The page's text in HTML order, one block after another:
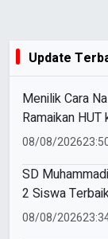
Update
Menilik Cara
Ramaikan
Sukodadi
08/08/2026
SD
2 Siswa
08/08/2026